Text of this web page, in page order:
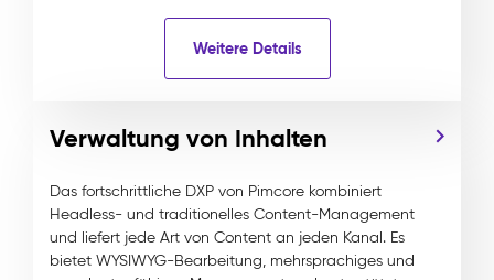
Weitere Details
Verwaltung von Inhalten
Das fortschrittliche DXP von Pimcore kombiniert
Headless- und traditionelles Content-Management
und liefert jede Art von Content an jeden Kanal. Es
bietet WYSIWYG-Bearbeitung, mehrsprachiges und